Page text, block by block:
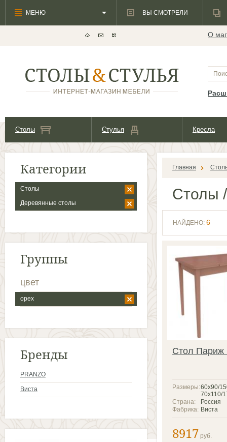
О
Столы Стулья Кресла
Категории
Столы
Деревянные столы
Группы
цвет
орех
Бренды
PRANZO
Виста
Главная
Столы /
НАЙДЕНО: 6
Стол Париж
60x90/
70x110/
Размеры:
Россия
Страна:
Виста
Фабрика:
8917 руб.
МЕНЮ ВЫ СМОТРЕЛИ